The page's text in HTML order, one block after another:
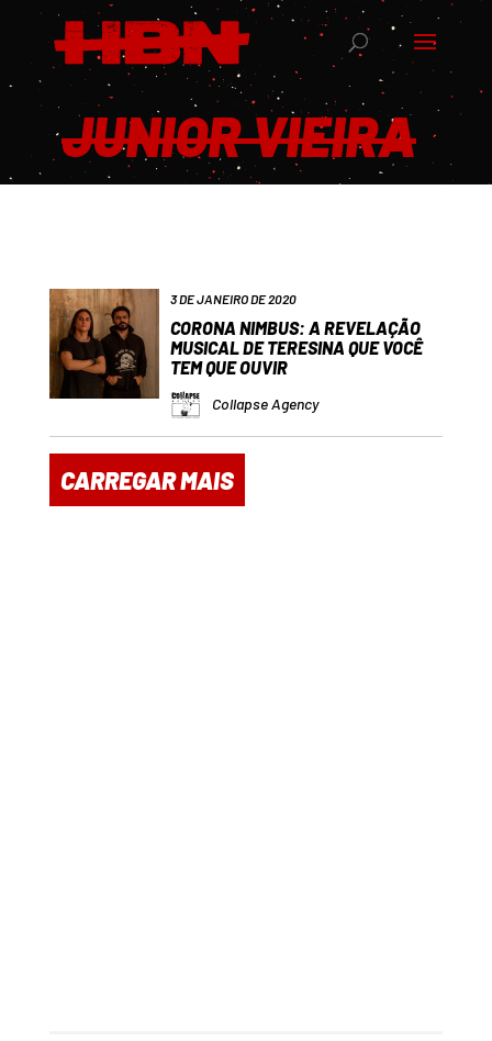
JUNIOR VIEIRA
3 DE JANEIRO DE 2020
CORONA NIMBUS: A REVELAÇÃO
MUSICAL DE TERESINA QUE VOCÊ
TEM QUE OUVIR
Collapse Agency
CARREGAR MAIS